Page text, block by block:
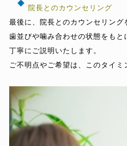
院長とのカウンセリング
最後に、院長とのカウンセリング
歯並びや噛み合わせの状態をもと
丁寧にご説明いたします。
ご不明点やご希望は、このタイ